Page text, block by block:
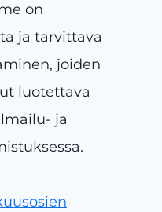
on
ja tarvittava
joiden
luotettava
ja